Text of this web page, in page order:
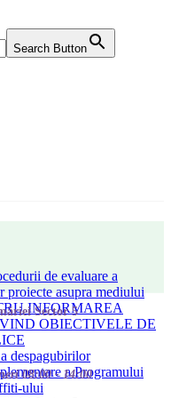
Search Button
de evaluare a
proiecte asupra mediului
INFORMAREA
OBIECTIVELE DE
despagubirilor
a Programului
ului
Sector 5
08:00 - 14:00